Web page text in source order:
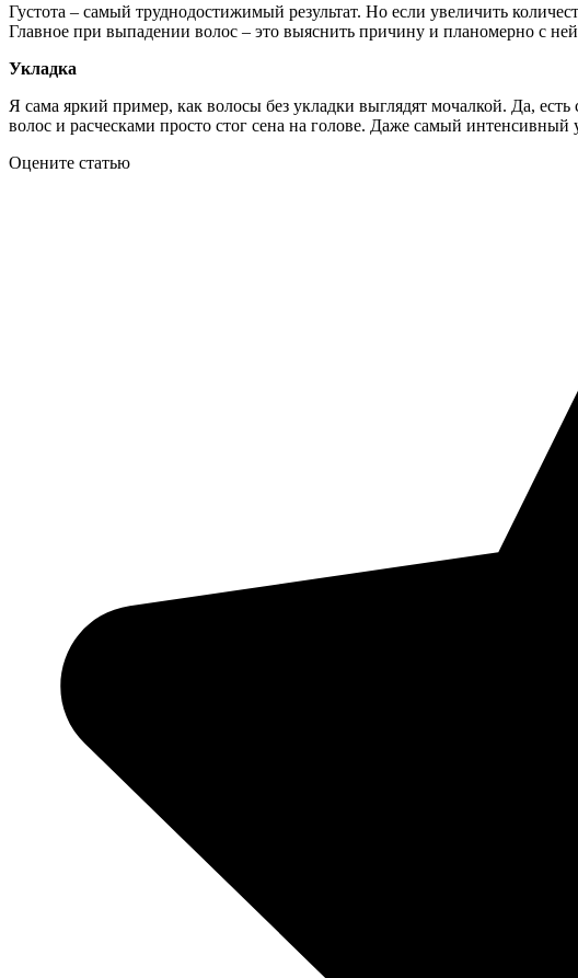
Густота – самый труднодостижимый результат. Но если увеличить
Главное при выпадении волос – это выяснить причину и планомерно с
Укладка
Я сама яркий пример, как волосы без укладки выглядят мочалкой. Да,
волос и расческами просто стог сена на голове. Даже самый интенсивный
Оцените статью